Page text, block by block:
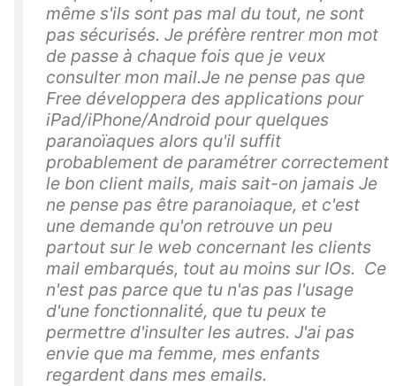
même s'ils sont pas mal du tout, ne sont
pas sécurisés. Je préfère rentrer mon mot
de passe à chaque fois que je veux
consulter mon mail.Je ne pense pas que
Free développera des applications pour
iPad/iPhone/Android pour quelques
paranoïaques alors qu'il suffit
probablement de paramétrer correctement
le bon client mails, mais sait-on jamais Je
ne pense pas être paranoiaque, et c'est
une demande qu'on retrouve un peu
partout sur le web concernant les clients
mail embarqués, tout au moins sur IOs. Ce
n'est pas parce que tu n'as pas l'usage
d'une fonctionnalité, que tu peux te
permettre d'insulter les autres. J'ai pas
envie que ma femme, mes enfants
regardent dans mes emails.